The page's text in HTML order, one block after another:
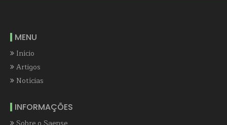
MENU
Início
Artigos
Notícias
INFORMAÇÕES